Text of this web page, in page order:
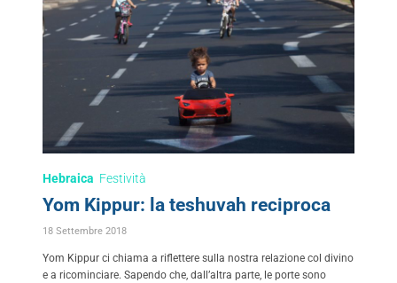
Hebraica Festività
Yom Kippur: la teshuvah reciproca
18 Settembre 2018
Yom Kippur ci chiama a riflettere sulla nostra relazione col divino
e a ricominciare. Sapendo che, dall’altra parte, le porte sono